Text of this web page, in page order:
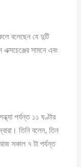
বলেছেন যে দুটি
সামনে এবং
পর্যন্ত ১১ ঘণ্টার
তিনি বলেন, তিন
সকাল ৭ টা পর্যন্ত